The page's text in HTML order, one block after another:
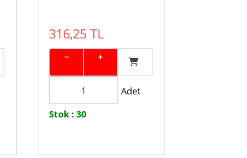
316,25 TL
− +
Adet
Stok : 30